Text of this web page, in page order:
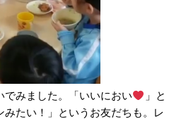
でみました。「いいにおい
」と
みたい！」というお友だちも。レ